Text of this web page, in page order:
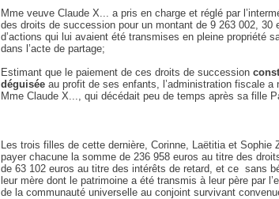
Mme veuve Claude X... a pris en charge et réglé par
des droits de succession pour un montant de 9 263 002, 30
d’actions qui lui avaient été transmises en pleine propriété
dans l’acte de partage;
Estimant que le paiement de ces droits de succession
déguisée au profit de ses enfants, l’administration fiscale a
Mme Claude X..., qui décédait peu de temps après sa fille
Les trois filles de cette dernière, Corinne, Laëtitia et Sophie
payer chacune la somme de 236 958 euros au titre des
de 63 102 euros au titre des intérêts de retard, et ce sans
leur mère dont le patrimoine a été transmis à leur père par
de la communauté universelle au conjoint survivant